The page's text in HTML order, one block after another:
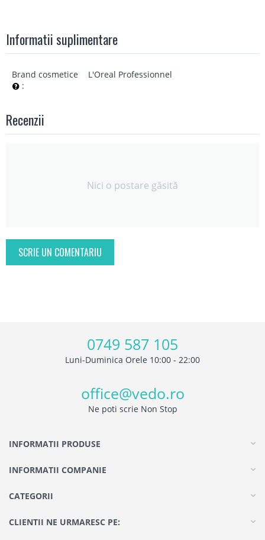
Informatii suplimentare
Brand cosmetice
:
L'Oreal Professionnel
Recenzii
Nici o postare găsită
SCRIE UN COMENTARIU
0749 587 105
Luni-Duminica Orele 10:00 - 22:00
office@vedo.ro
Ne poti scrie Non Stop
INFORMATII PRODUSE
INFORMATII COMPANIE
CATEGORII
CLIENTII NE URMARESC PE: